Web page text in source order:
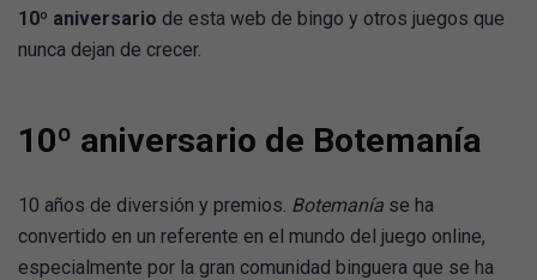
10º aniversario de esta web de bingo y otros juegos que
nunca dejan de crecer.
10º aniversario de Botemanía
10 años de diversión y premios. Botemanía se ha
convertido en un referente en el mundo del juego online,
especialmente por la gran comunidad binguera que se ha